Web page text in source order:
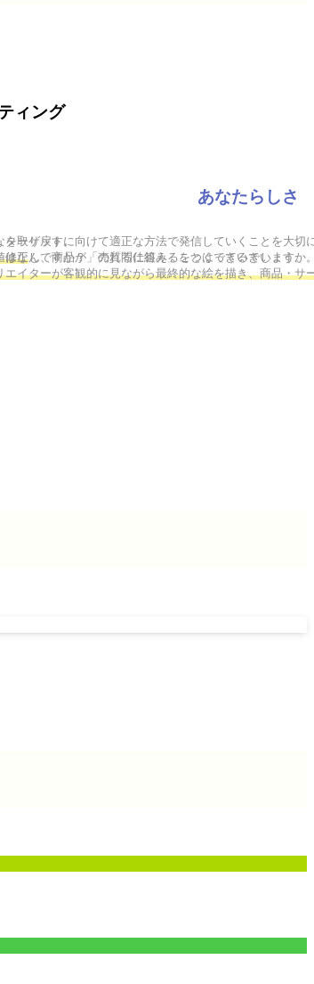
ーゲットに向けて適正な方法で発信していくことを大切
修正し、商品が「売れる仕組み」をつくっていきいます。
ィング
あなたらしさ
を取り戻す。
はなんですか？」の質問に答えることはできるでしょうか
エイターが客観的に見ながら最終的な絵を描き、商品・サ